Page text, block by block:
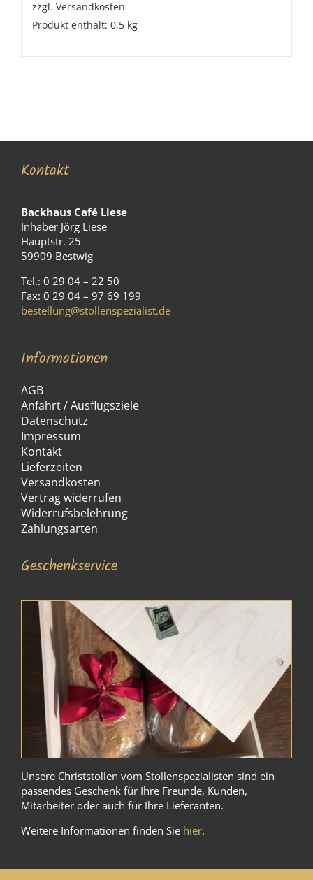
zzgl. Versandkosten
Produkt enthält: 0,5 kg
Kontakt
Backhaus Café Liese
Inhaber Jörg Liese
Hauptstr. 25
59909 Bestwig
Tel.: 0 29 04 – 22 50
Fax: 0 29 04 – 97 69 199
bestellung@stollenspezialist.de
Informationen
AGB
Anfahrt / Ausflugsziele
Datenschutz
Impressum
Kontakt
Lieferzeiten
Versandkosten
Vertrag widerrufen
Widerrufsbelehrung
Zahlungsarten
Geschenkservice
Unsere Christstollen vom Stollenspezialisten sind ein
passendes Geschenk für Ihre Freunde, Kunden,
Mitarbeiter oder auch für Ihre Lieferanten.
Weitere Informationen finden Sie hier.